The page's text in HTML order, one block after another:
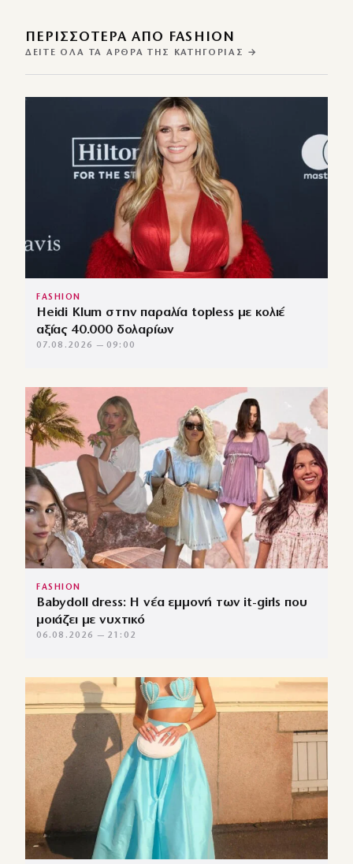
ΠΕΡΙΣΣΌΤΕΡΑ ΑΠΌ FASHION
ΔΕΊΤΕ ΌΛΑ ΤΑ ΆΡΘΡΑ ΤΗΣ ΚΑΤΗΓΟΡΊΑΣ →
FASHION
Heidi Klum στην παραλία topless με κολιέ
αξίας 40.000 δολαρίων
07.08.2026 — 09:00
FASHION
Babydoll dress: Η νέα εμμονή των it-girls που
μοιάζει με νυχτικό
06.08.2026 — 21:02